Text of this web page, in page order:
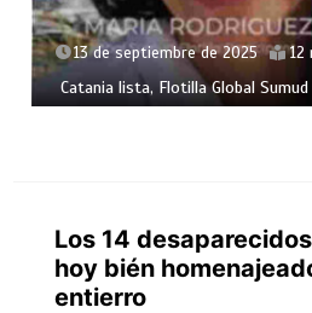
13 de septiembre de 2025 12
Catania lista, Flotilla Global Sumud
Los 14
hoy bién
entierro